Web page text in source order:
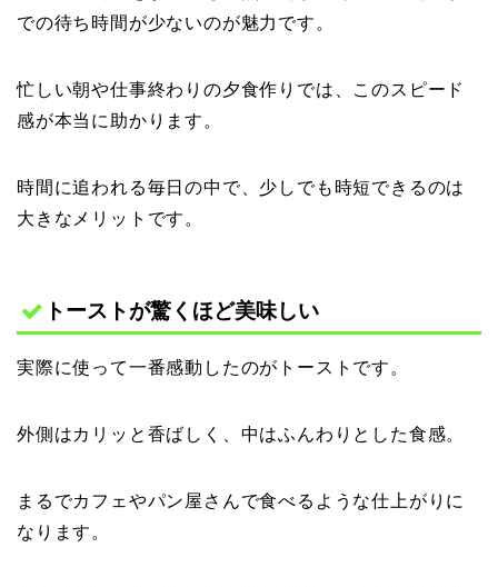
での待ち時間が少ないのが魅力です。
忙しい朝や仕事終わりの夕食作りでは、このスピード
感が本当に助かります。
時間に追われる毎日の中で、少しでも時短できるのは
大きなメリットです。
トーストが驚くほど美味しい
実際に使って一番感動したのがトーストです。
外側はカリッと香ばしく、中はふんわりとした食感。
まるでカフェやパン屋さんで食べるような仕上がりに
なります。